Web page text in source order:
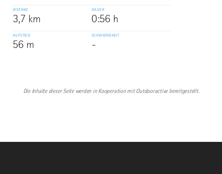
DISTANZ
3,7 km
DAUER
0:56 h
AUFSTIEG
56 m
SCHWIERIGKEIT
-
Die Inhalte dieser Seite werden in Kooperation mit Outdooractive bereitgestellt.